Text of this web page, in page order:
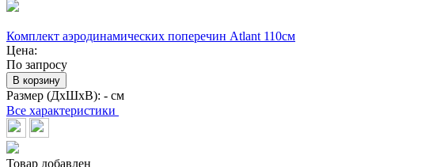
Комплект аэродинамических поперечин Atlant 110см
Цена:
По запросу
В корзину
Размер (ДхШхВ): - см
Все характеристики
Товар добавлен